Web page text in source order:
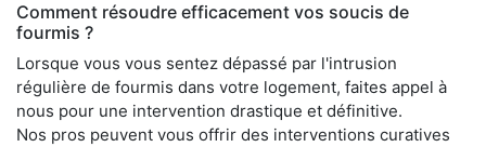
Comment résoudre efficacement vos soucis de
fourmis ?
Lorsque vous vous sentez dépassé par l'intrusion
régulière de fourmis dans votre logement, faites appel à
nous pour une intervention drastique et définitive.
Nos pros peuvent vous offrir des interventions curatives